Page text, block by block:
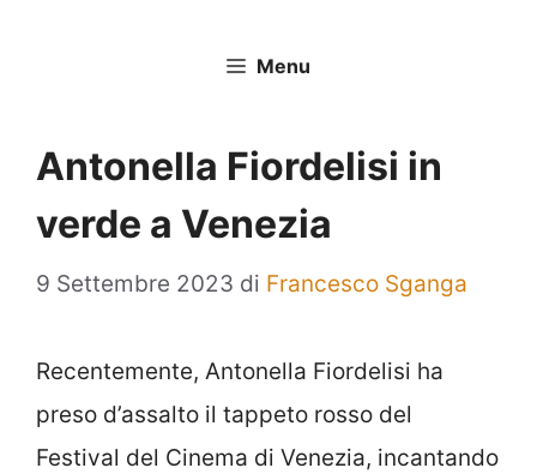
Menu
Antonella Fiordelisi in
verde a Venezia
9 Settembre 2023 di Francesco Sganga
Recentemente, Antonella Fiordelisi ha
preso d’assalto il tappeto rosso del
Festival del Cinema di Venezia, incantando